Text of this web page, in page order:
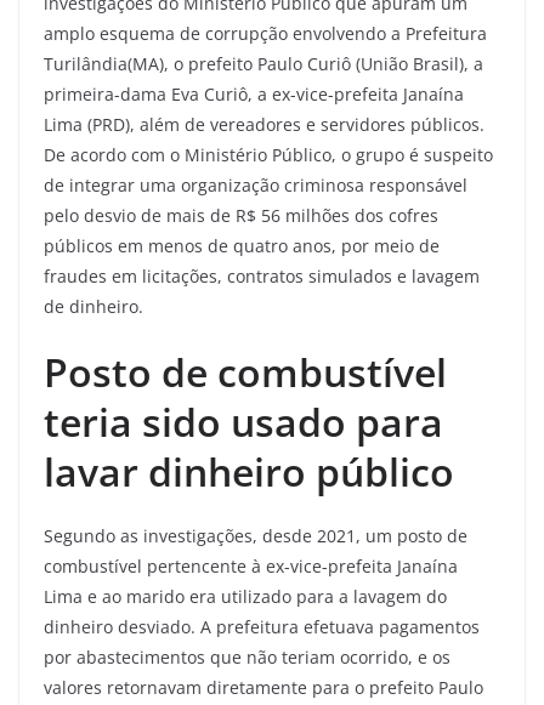
amplo esquema de corrupção envolvendo a Prefeitura
Turilândia(MA), o prefeito Paulo Curiô (União Brasil), a
primeira-dama Eva Curiô, a ex-vice-prefeita Janaína
Lima (PRD), além de vereadores e servidores públicos.
De acordo com o Ministério Público, o grupo é suspeito
de integrar uma organização criminosa responsável
pelo desvio de mais de R$ 56 milhões dos cofres
públicos em menos de quatro anos, por meio de
fraudes em licitações, contratos simulados e lavagem
de dinheiro.
Posto de combustível
teria sido usado para
lavar dinheiro público
Segundo as investigações, desde 2021, um posto de
combustível pertencente à ex-vice-prefeita Janaína
Lima e ao marido era utilizado para a lavagem do
dinheiro desviado. A prefeitura efetuava pagamentos
por abastecimentos que não teriam ocorrido, e os
valores retornavam diretamente para o prefeito Paulo